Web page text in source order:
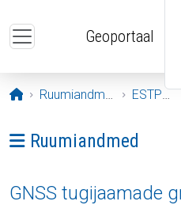
Geoportaal
Avaleht
Ruumiandmed ESTPOS
Ava menüü:
Ruumiandmed
GNSS tugijaamade